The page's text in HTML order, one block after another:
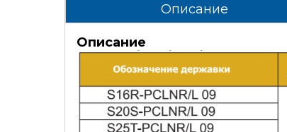
Описание
Описание